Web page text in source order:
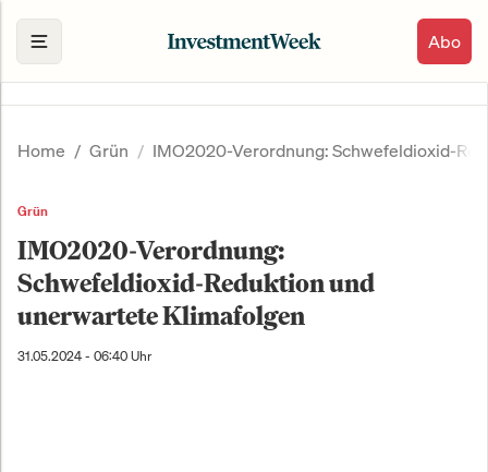
Abo
Home Grün IMO2020-Verordnung: Schwefeldioxid-
Grün
IMO2020-Verordnung:
Schwefeldioxid-Reduktion und
unerwartete Klimafolgen
31.05.2024 - 06:40 Uhr